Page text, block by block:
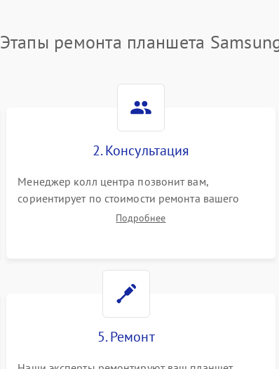
Этапы ремонта планшета
2. Консультация
Менеджер колл центра позвонит вам,
сориентирует по стоимости ремонта вашего
планшета а также ответит на все ваши вопросы.
Подробнее
5. Ремонт